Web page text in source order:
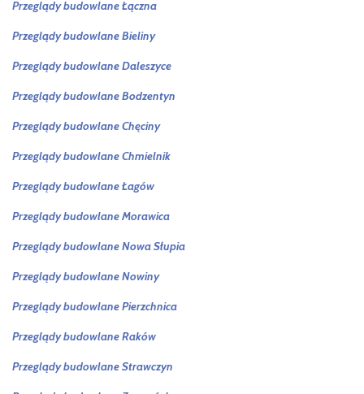
Przeglądy budowlane Łączna
Przeglądy budowlaneBieliny
Przeglądy budowlaneDaleszyce
Przeglądy budowlaneBodzentyn
Przeglądy budowlaneChęciny
Przeglądy budowlaneChmielnik
Przeglądy budowlane Łagów
Przeglądy budowlaneMorawica
Przeglądy budowlaneNowa Słupia
Przeglądy budowlaneNowiny
Przeglądy budowlanePierzchnica
Przeglądy budowlaneRaków
Przeglądy budowlaneStrawczyn